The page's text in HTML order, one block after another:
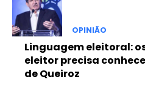
OPINIÃO
Linguagem eleitoral:
eleitor precisa
de Queiroz